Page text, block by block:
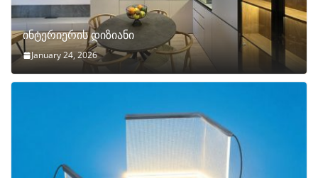
ინტერიერის დიზიანი
January 24, 2026